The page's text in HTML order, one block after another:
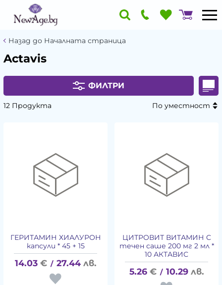
Назад до Началната страница
Actavis
ФИЛТРИ
12 Продукта По уместност
ГЕРИТАМИН ХИАЛУРОН
капсули * 45 + 15
14.03 € / 27.44 лв.
ЦИТРОВИТ ВИТАМИН C
течен саше 200 мг 2 мл *
10 АКТАВИС
5.26 € / 10.29 лв.